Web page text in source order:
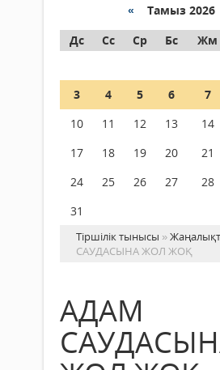
« Тамыз
Дс
Сс Ср Бс Жм
3
4 5 6 7
10
11 12 13 14
17
18 19 20 21
24
25 26 27 28
31
Тіршілік тынысы »
САУДАСЫНА ЖОЛ ЖОҚ
АДАМ